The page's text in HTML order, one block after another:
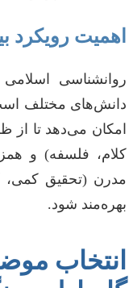
اهمیت رویکرد
روانشناسی اسلامی
دانش‌های مختلف
امکان می‌دهد تا از
کلام، فلسفه) و
مدرن (تحقیق
بهره‌مند شود.
انتخاب